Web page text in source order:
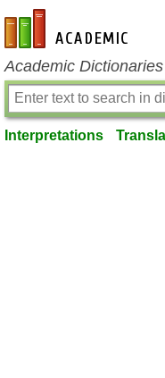
en-academic.com
Academic
Interpretations